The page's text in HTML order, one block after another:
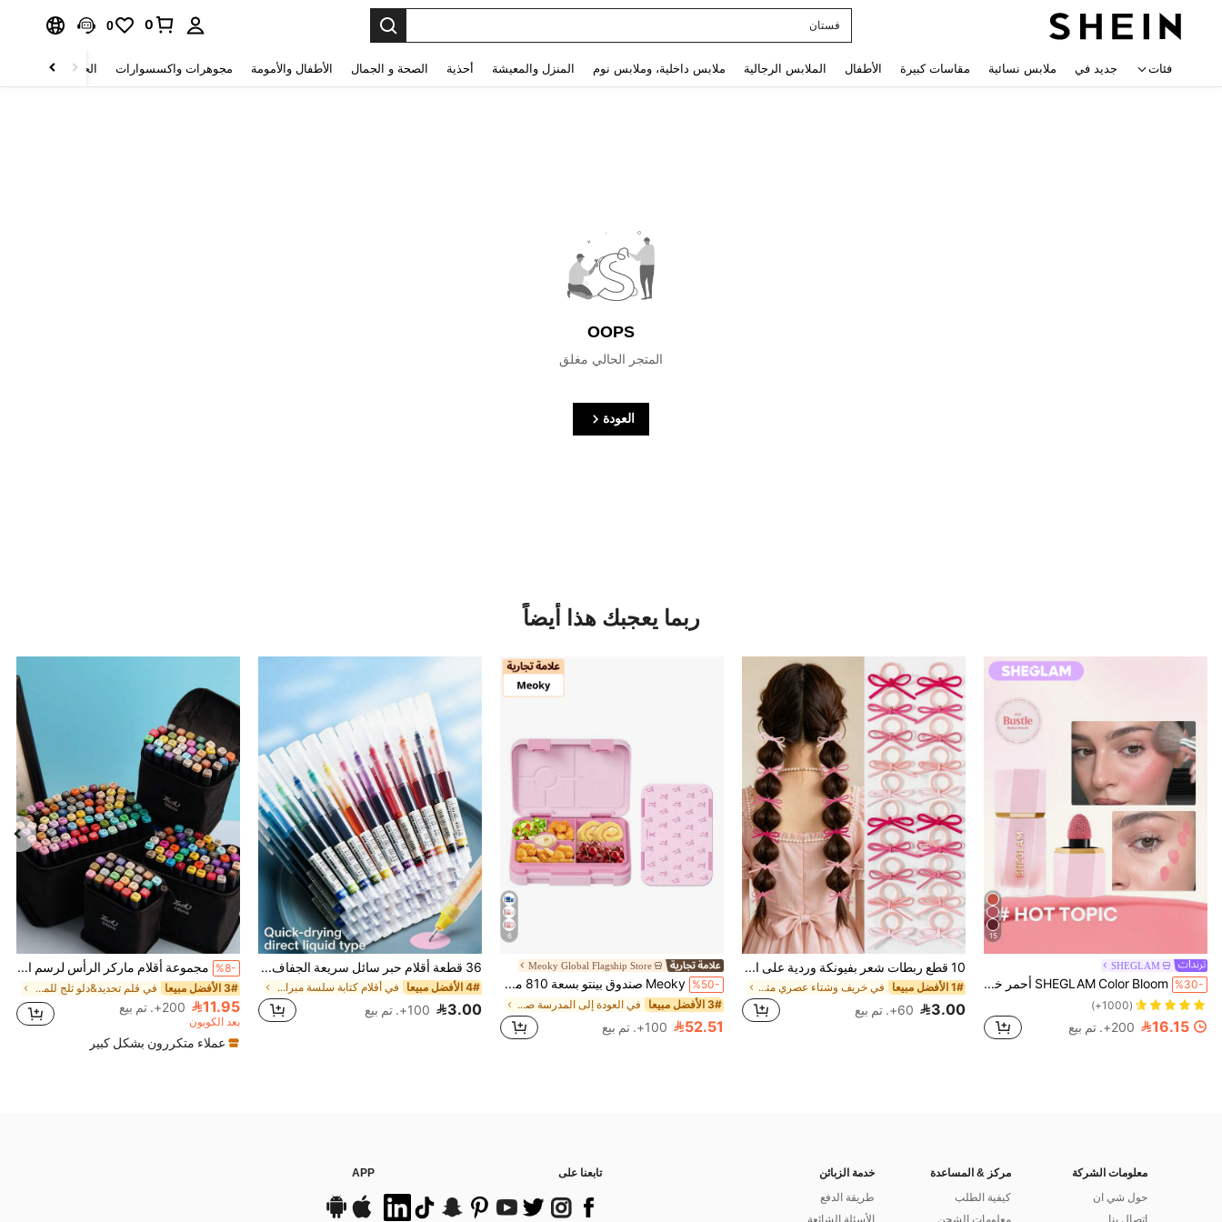
فستان
0
0
فئات جديد في ملابس نسائية مقاسات كبيرة الأطفال الملابس الرجالية ملابس داخلية، وملابس نوم المنزل والمعيشة أحذية الصحة و الجمال الأطفال والأمومة مجوهرات واكسسوارات الحقائب والأمتعة
OOPS
المتجر الحالي مغلق
العودة
ربما يعجبك هذا أيضاً
15
SHEGLAM
%30- SHEGLAM Color Bloom أحمر خدود سائل-Hot Topic حمره بلشر ماركة تجميل ومكياج للنساء والفتيات
(1000+)
16.15 200+. تم بيع
10 قطع ربطات شعر بفيونكة وردية على الطراز الكوري، ملمس مخملي لطيف، ربطات ذيل الحصان، مرونة عالية، إكسسوارات شعر غير ضارة
1# الأفضل مبيعا في خريف وشتاء عصري متعدد الاستخدامات إكسسوارات شعر
3.00 60+. تم بيع
6
Meoky Global Flagship Store
%50- Meoky صندوق بينتو بسعة 810 مل و5 حجرات، صندوق غداء مانع للتسرب، حاوية تخزين طعام مقسمة بشكل مريح لتحضير الوجبات والوجبات الخفيفة، مناسب للمدرسة والمكتب والسفر والنزهات (فيونكة وردية)
3# الأفضل مبيعا في العودة إلى المدرسة صناديق الغداء وصناديق الغداء
52.51 100+. تم بيع
36 قطعة أقلام حبر سائل سريعة الجفاف، رأس إبرة فائق الدقة 0.5 ملم، تدفق سائل مباشر، كتابة سلسة بدون تلطيخ، مناسبة للتدوين وكتابة الملاحظات ولوازم المدرسة والمكتب
4# الأفضل مبيعا في أقلام كتابة سلسة مبراة أقلام الرصاص&غطاء القلم
3.00 100+. تم بيع
%8- مجموعة أقلام ماركر الرأس لرسم الأنمي والفن، 12/24/36/48/60/80 قطعة أقلام ماركر، أقلام رسم، أقلام مائية، هدية العطلات والكريسماس، أفضل التمنيات، لوازم مدرسية، العودة إلى المدرسة، لوازم فنية احترافية
3# الأفضل مبيعا في قلم تحديد&دلو ثلج للمشروبات وموزعات المشروبات&م
11.95 200+. تم بيع
بعد الكوبون
عملاء متكررون بشكل كبير
معلومات الشركة
حول شي ان
اتصال بنا
مركز & المساعدة
كيفية الطلب
معلومات الشحن
خدمة الزبائن
طريقة الدفع
الأسئلة الشائعة
تابعنا على APP